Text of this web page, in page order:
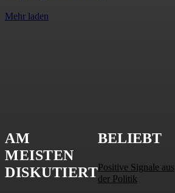
Mehr laden
AM
MEISTEN
DISKUTIERT
BELIEBT
Positive Signale aus
der Politik